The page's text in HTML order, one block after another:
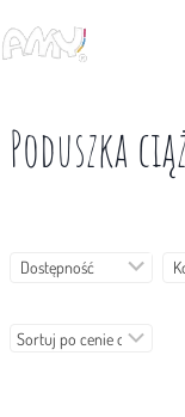
to
content
Dostępność
Poduszka